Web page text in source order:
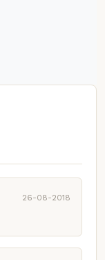
26-08-2018